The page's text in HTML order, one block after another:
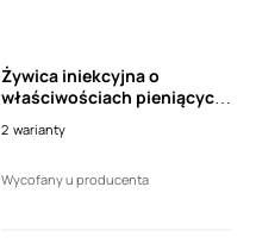
Żywica iniekcyjna o
właściwościach pieniących
przeciekających rys i spoin
SCHOMBURG AQUAFIN P1
2 warianty
Wycofany u producenta